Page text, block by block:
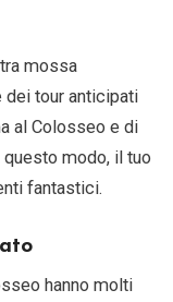
mossa
dei tour anticipati
al Colosseo e di
modo, il tuo
fantastici.
hanno molti